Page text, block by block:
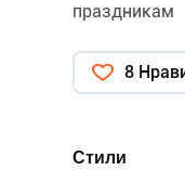
праздникам
8
Стили